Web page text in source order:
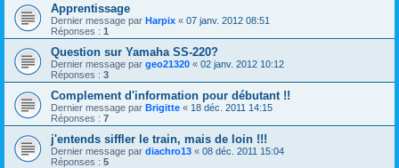
Apprentissage
Dernier message par Harpix « 07 janv. 2012 08:51
Réponses : 1
Question sur Yamaha SS-220?
Dernier message par geo21320 « 02 janv. 2012 10:12
Réponses : 3
Complement d'information pour débutant !!
Dernier message par Brigitte « 18 déc. 2011 14:15
Réponses : 7
j'entends siffler le train, mais de loin !!!
Dernier message par diachro13 « 08 déc. 2011 15:04
Réponses : 5